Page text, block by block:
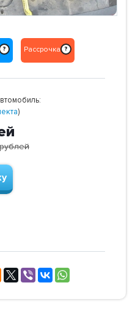
? Рассрочка ?
)